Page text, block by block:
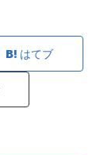
はてブ